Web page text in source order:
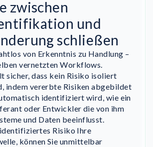
zwischen
und
schließen
von Erkenntnis zu Handlung –
vernetzten Workflows.
sicher, dass kein Risiko isoliert
indem vererbte Risiken abgebildet
identifiziert wird, wie ein
oder Entwickler die von ihm
und Daten beeinflusst.
Risiko Ihre
können Sie unmittelbar